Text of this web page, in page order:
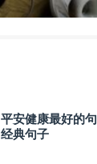
平安健康最好的
经典句子